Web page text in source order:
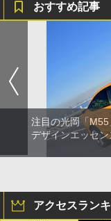
おすすめ記事
注目の光岡「
デザインエッセ
アクセスラン